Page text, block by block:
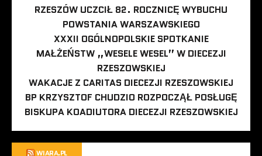
RZESZÓW UCZCIŁ 82. ROCZNICĘ WYBUCHU
POWSTANIA WARSZAWSKIEGO
XXXII OGÓLNOPOLSKIE SPOTKANIE
MAŁŻEŃSTW „WESELE WESEL” W DIECEZJI
RZESZOWSKIEJ
WAKACJE Z CARITAS DIECEZJI RZESZOWSKIEJ
BP KRZYSZTOF CHUDZIO ROZPOCZĄŁ POSŁUGĘ
BISKUPA KOADIUTORA DIECEZJI RZESZOWSKIEJ
WIARA.PL